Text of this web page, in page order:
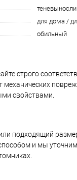
для дома /
обильный
строго
механических
свойствами.
подходящий
и мы уточним